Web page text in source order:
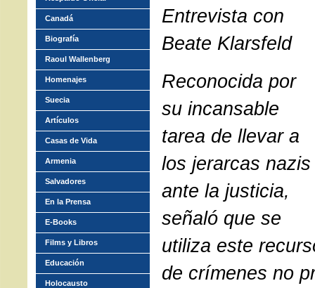
Entrevista con
Beate Klarsfeld
Reconocida por
su incansable
tarea de llevar a
los jerarcas nazis
ante la justicia,
señaló que se
utiliza este
de crímenes no
Canadá
Biografía
Raoul Wallenberg
Homenajes
Suecia
Artículos
Casas de Vida
Armenia
Salvadores
En la Prensa
E-Books
Films y Libros
Educación
Holocausto